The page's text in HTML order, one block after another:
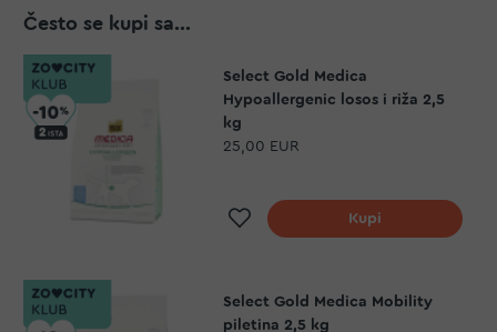
Često se kupi sa...
Select Gold Medica
Hypoallergenic losos i riža 2,5
kg
25,00 EUR
Dodaj na listu želja
Kupi
Select Gold Medica Mobility
piletina 2,5 kg